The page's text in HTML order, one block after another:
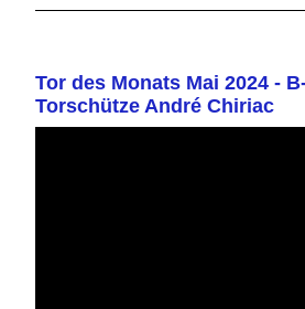
Tor des Monats Mai 2024 -
Torschütze André Chiriac